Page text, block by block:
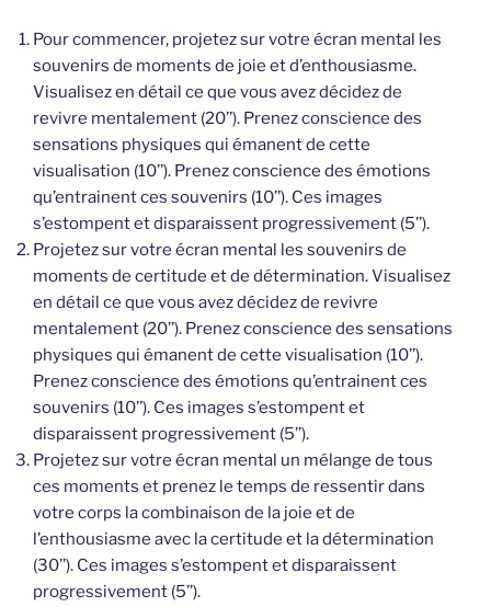
Pour commencer, projetez sur votre écran mental les
souvenirs de moments de joie et d’enthousiasme.
Visualisez en détail ce que vous avez décidez de
revivre mentalement (20’’). Prenez conscience des
sensations physiques qui émanent de cette
visualisation (10’’). Prenez conscience des émotions
qu’entrainent ces souvenirs (10’’). Ces images
s’estompent et disparaissent progressivement (5’’).
Projetez sur votre écran mental les souvenirs de
moments de certitude et de détermination. Visualisez
en détail ce que vous avez décidez de revivre
mentalement (20’’). Prenez conscience des sensations
physiques qui émanent de cette visualisation (10’’).
Prenez conscience des émotions qu’entrainent ces
souvenirs (10’’). Ces images s’estompent et
disparaissent progressivement (5’’).
Projetez sur votre écran mental un mélange de tous
ces moments et prenez le temps de ressentir dans
votre corps la combinaison de la joie et de
l’enthousiasme avec la certitude et la détermination
(30’’). Ces images s’estompent et disparaissent
progressivement (5’’).